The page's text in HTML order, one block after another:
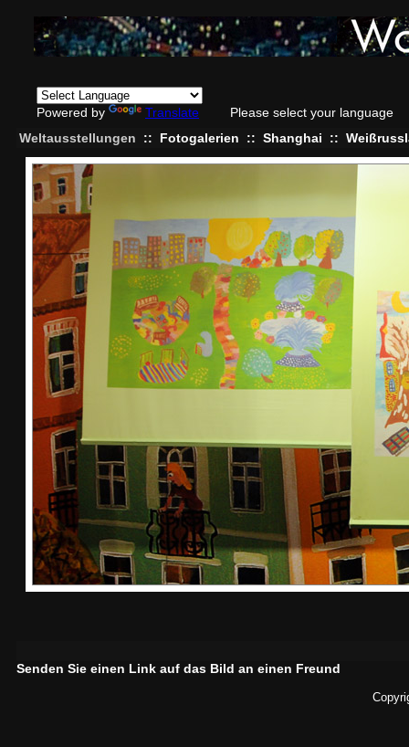
Powered by Translate
Please select your language
Weltausstellungen
:: Fotogalerien :: Shanghai ::
Senden Sie einen Link auf das Bild an einen Freund